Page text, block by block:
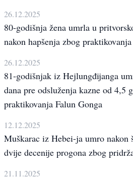
26.12.2025
80-godišnja žena umrla u
nakon hapšenja zbog
26.12.2025
81-godišnjak iz Hejlungđijanga
dana pre odsluženja kazne od 4,5
praktikovanja Falun Gonga
12.12.2025
Muškarac iz Hebei-ja umro nakon
dvije decenije progona zbog
21.11.2025